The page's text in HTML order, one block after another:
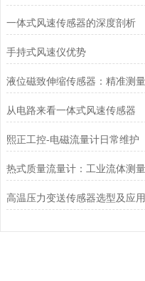
一体式风速传感器的深度剖析
手持式风速仪优势
从电路来看一体式风速传感器
熙正工控-电磁流量计日常维护
高温压力变送传感器选型及应用